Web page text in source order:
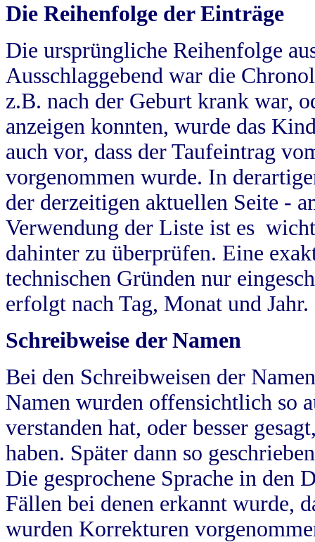
Die Reihenfolge der Einträge
Die ursprüngliche Reihenfolge
Ausschlaggebend war die
z.B. nach der Geburt krank war,
anzeigen konnten, wurde das
auch vor, dass der Taufeintrag
vorgenommen wurde. In
der derzeitigen aktuellen Seite -
Verwendung der Liste ist es
dahinter zu überprüfen. Eine
technischen Gründen nur
erfolgt nach Tag, Monat und Jahr.
Schreibweise der Namen
Bei den Schreibweisen der
Namen wurden offensichtlich so
verstanden hat, oder besser
haben. Später dann so
Die gesprochene Sprache in
Fällen bei denen erkannt wurde,
wurden Korrekturen